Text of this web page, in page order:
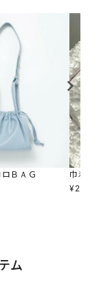
ＢＡＧ
巾着シ
¥2,750
ム